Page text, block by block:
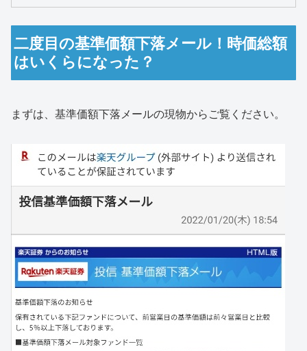
二度目の基準価額下落メール！時価総額
はいくらになった？
まずは、基準価額下落メールの現物からご覧ください。